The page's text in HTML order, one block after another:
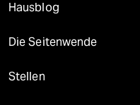
Hausblog
Die Seitenwende
Stellen